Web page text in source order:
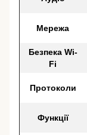
Мережа
Безпека Wi-
Fi
Протоколи
Функції